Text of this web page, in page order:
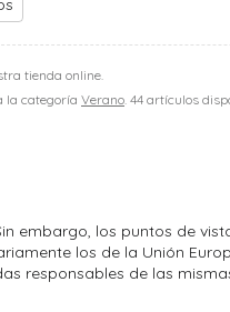
tienda online.
la categoría Verano. 44 artículos
embargo, los puntos de
los de la Unión
responsables de las